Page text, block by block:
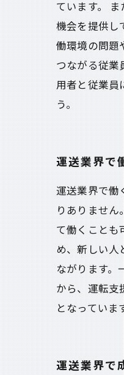
ています。
機会を提供し
働環境の問題
つながる従業
用者と従業員
う。
運送業界で
運送業界で働
りありません
て働くことも
め、新しい人
ながります。
から、運転支
となっていま
運送業界で